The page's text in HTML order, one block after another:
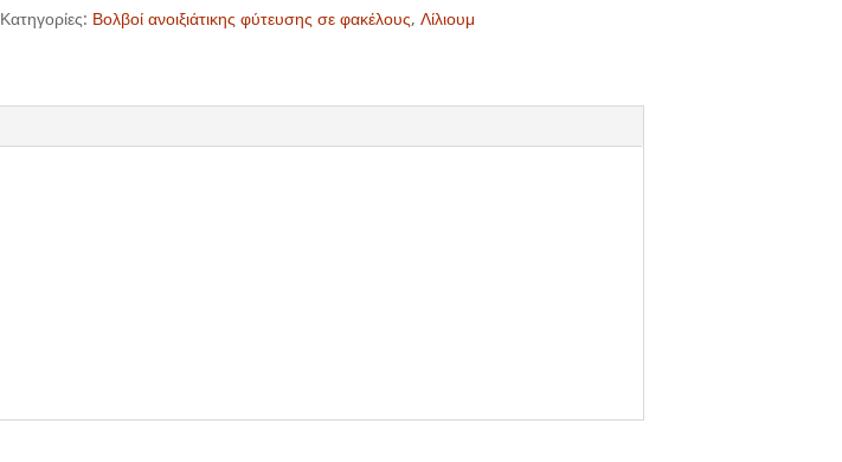
Κατηγορίες: Βολβοί ανοιξιάτικης φύτευσης σε φακέλους,Λίλιουμ